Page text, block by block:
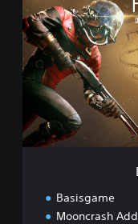
l
u
x
e
E
d
i
o
Basisgame
Mooncrash